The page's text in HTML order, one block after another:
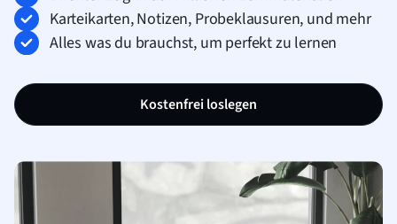
Karteikarten, Notizen, Probeklausuren, und mehr
Alles was du brauchst, um perfekt zu lernen
Kostenfrei loslegen